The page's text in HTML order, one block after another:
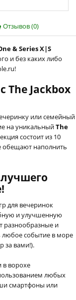
Отзывов (0)
& Series X|S
и без каких либо
The Jackbox
или семейный
на уникальныйThe
состоит из 10
обещают наполнить
для вечеринок
и улучшенную
разнообразные и
любое событие в море
за вами!).
в ворохе
любых
смартфоны или